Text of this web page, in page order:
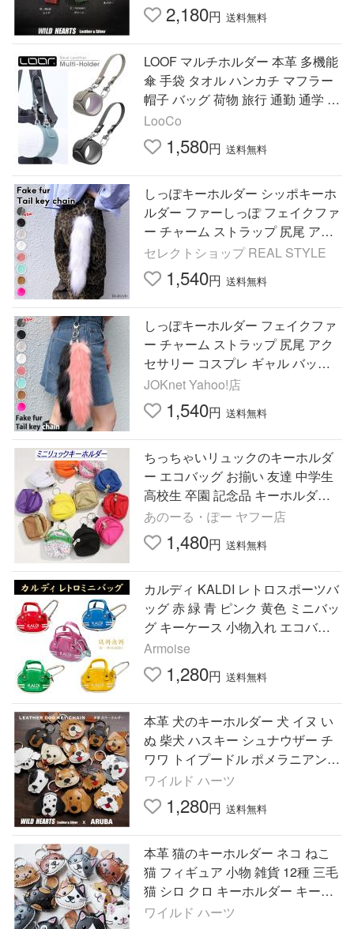
2,180円 送料無料
LOOF マルチホルダー 本革 多機能
傘 手袋 タオル ハンカチ マフラー
帽子 バッグ 荷物 旅行 通勤 通学 落
ちない 落下防止 カラビナ付き 持
ち運び ワンタッチ
LooCo
1,580円 送料無料
しっぽキーホルダー シッポキーホ
ルダー ファーしっぽ フェイクファ
ー チャーム ストラップ 尻尾 アク
セサリー ギャル バッグ スマホ 鍵
ふわふわ 可愛い Y2K
セレクトショップ REAL STYLE
1,540円 送料無料
しっぽキーホルダー フェイクファ
ー チャーム ストラップ 尻尾 アク
セサリー コスプレ ギャル バッグ
スマホ 鍵 動物 ふわふわ 可愛い
JOKnet Yahoo!店
1,540円 送料無料
ちっちゃいリュックのキーホルダ
ー エコバッグ お揃い 友達 中学生
高校生 卒園 記念品 キーホルダー
キーケース 小銭入れ お財布 鍵 か
わいい
あのーる・ぽー ヤフー店
1,480円 送料無料
カルディ KALDI レトロスポーツバ
ッグ 赤 緑 青 ピンク 黄色 ミニバッ
グ キーケース 小物入れ エコバッ
グ 限定 バッグ レア 希少品 ポイン
ト利用 セール
Armoise
1,280円 送料無料
本革 犬のキーホルダー 犬 イヌ い
ぬ 柴犬 ハスキー シュナウザー チ
ワワ トイプードル ポメラニアン
キーリング キーチャーム 牛革 革
小物( ID kh640a38)za001
ワイルド ハーツ
1,280円 送料無料
本革 猫のキーホルダー ネコ ねこ
猫 フィギュア 小物 雑貨 12種 三毛
猫 シロ クロ キーホルダー キーリ
ング キーチャーム グッズ 牛革 革
ワイルド ハーツ